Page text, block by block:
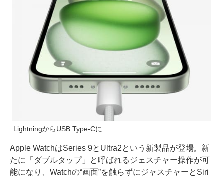
LightningからUSB Type-Cに
Apple WatchはSeries 9とUltra2という新製品が登場。新
たに「ダブルタップ」と呼ばれるジェスチャー操作が可
能になり、Watchの“画面”を触らずにジャスチャーとSiri